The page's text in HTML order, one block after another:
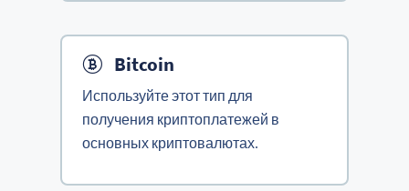
Bitcoin
Используйте этот тип для
получения криптоплатежей в
основных криптовалютах.